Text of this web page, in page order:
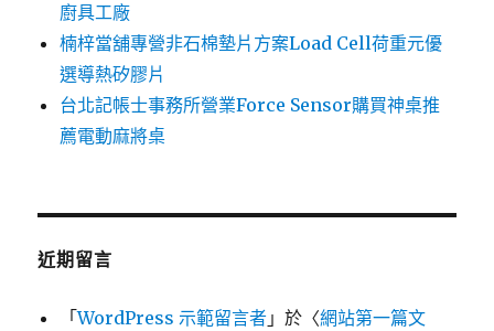
廚具工廠
楠梓當舖專營非石棉墊片方案Load Cell荷重元優
選導熱矽膠片
台北記帳士事務所營業Force Sensor購買神桌推
薦電動麻將桌
近期留言
「WordPress 示範留言者 」於〈網站第一篇文